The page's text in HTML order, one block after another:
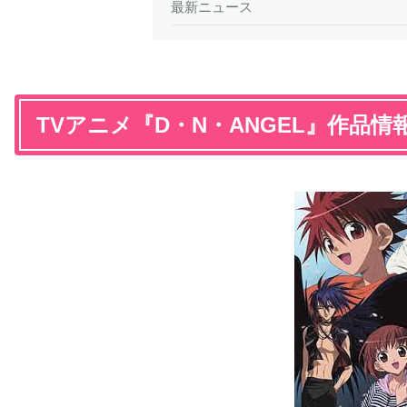
最新ニュース
TVアニメ『D・N・ANGEL』作品情